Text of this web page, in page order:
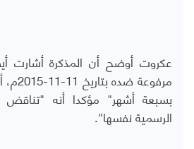
عكروت أوضح أن المذكرة أشارت
بسبعة أشهر" مؤكدا أنه "تناقض
الرسمية نفسها".